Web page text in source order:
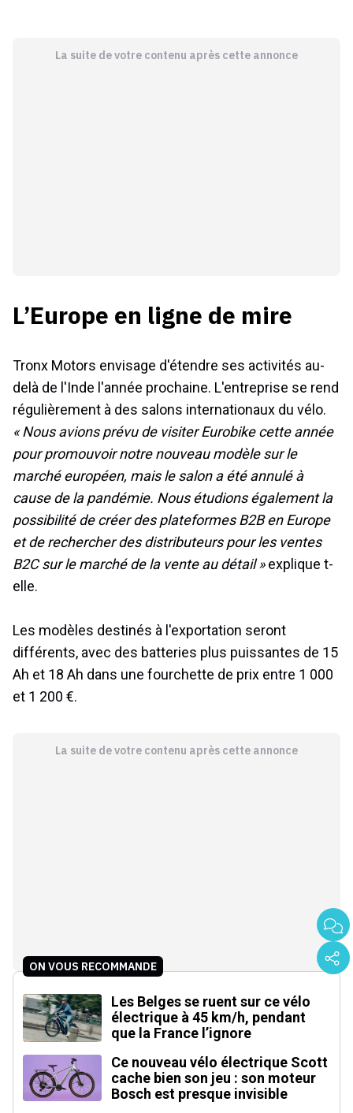
La suite de votre contenu après cette annonce
L’Europe en ligne de mire
Tronx Motors envisage d'étendre ses activités au-
delà de l'Inde l'année prochaine. L'entreprise se rend
régulièrement à des salons internationaux du vélo.
« Nous avions prévu de visiter Eurobike cette année
pour promouvoir notre nouveau modèle sur le
marché européen, mais le salon a été annulé à
cause de la pandémie. Nous étudions également la
possibilité de créer des plateformes B2B en Europe
et de rechercher des distributeurs pour les ventes
B2C sur le marché de la vente au détail »explique t-
elle.
Les modèles destinés à l'exportation seront
différents, avec des batteries plus puissantes de 15
Ah et 18 Ah dans une fourchette de prix entre 1 000
et 1 200 €.
La suite de votre contenu après cette annonce
ON VOUS RECOMMANDE
Les Belges se ruent sur ce vélo
électrique à 45 km/h, pendant
que la France l’ignore
Ce nouveau vélo électrique Scott
cache bien son jeu : son moteur
Bosch est presque invisible